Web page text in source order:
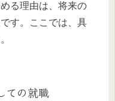
る理由は、将来の
す。ここでは、具
ての就職